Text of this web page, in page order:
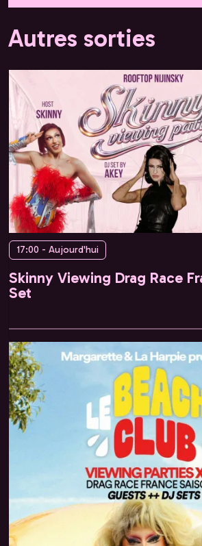
Autres sorties
17:00 - Aujourd'hui
Skinny Viewing Drag Race
Set